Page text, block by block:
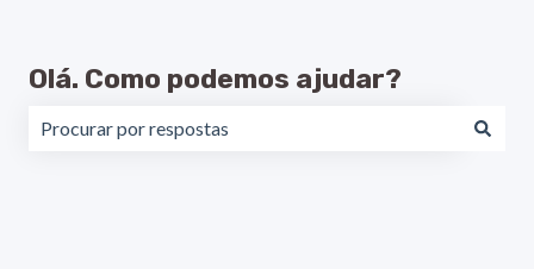
Olá. Como podemos ajudar?